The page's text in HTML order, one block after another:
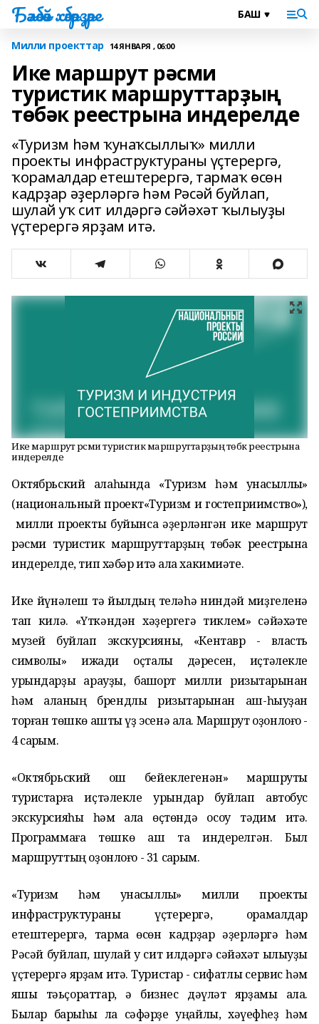
Бәләбәй хәбәрҙәре
Милли проекттар 14 ЯНВАРЯ , 06:00
Ике маршрут рәсми
туристик маршруттарҙың
төбәк реестрына индерелде
«Туризм һәм ҡунаҡсыллыҡ» милли
проекты инфраструктураны үҫтерергә,
ҡорамалдар етештерергә, тармаҡ өсөн
кадрҙар әҙерләргә һәм Рәсәй буйлап,
шулай уҡ сит илдәргә сәйәхәт ҡылыуҙы
үҫтерергә ярҙам итә.
Ике маршрут рәсми туристик маршруттарҙың төбәк реестрына
индерелде
Октябрьский ҡалаһында «Туризм һәм ҡунаҡсыллыҡ»
(национальный проект«Туризм и гостеприимство»),
милли проекты буйынса әҙерләнгән ике маршрут
рәсми туристик маршруттарҙың төбәк реестрына
индерелде, тип хәбәр итә ҡала хакимиәте.
Ике йүнәлеш тә йылдың теләһә ниндәй миҙгеленә
тап килә. «Үткәндән хәҙергегә тиклем» сәйәхәте
музей буйлап экскурсияны, «Кентавр - власть
символы» ижади оҫталыҡ дәресен, иҫтәлекле
урындарҙы ҡарауҙы, башҡорт милли ризыҡтарынан
һәм ҡаланың брендлы ризыҡтарынан аш-һыуҙан
торған төшкө ашты үҙ эсенә ала. Маршрут оҙонлоғо -
4 саҡрым.
«Октябрьский ҡош бейеклегенән» маршруты
туристарға иҫтәлекле урындар буйлап автобус
экскурсияһы һәм ҡала өҫтөндә осоу тәҡдим итә.
Программаға төшкө аш та индерелгән. Был
маршруттың оҙонлоғо - 31 саҡрым.
«Туризм һәм ҡунаҡсыллыҡ» милли проекты
инфраструктураны үҫтерергә, ҡорамалдар
етештерергә, тармаҡ өсөн кадрҙар әҙерләргә һәм
Рәсәй буйлап, шулай уҡ сит илдәргә сәйәхәт ҡылыуҙы
үҫтерергә ярҙам итә. Туристар - сифатлы сервис һәм
яҡшы тәьҫораттар, ә бизнес дәүләт ярҙамы ала.
Былар барыһы ла сәфәрҙе уңайлы, хәүефһеҙ һәм